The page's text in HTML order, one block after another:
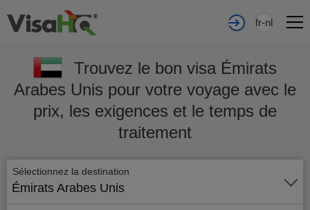
fr-nl
Trouvez le bon visa Émirats
Arabes Unis pour votre voyage avec le
prix, les exigences et le temps de
traitement
Sélectionnez la destination
Émirats Arabes Unis